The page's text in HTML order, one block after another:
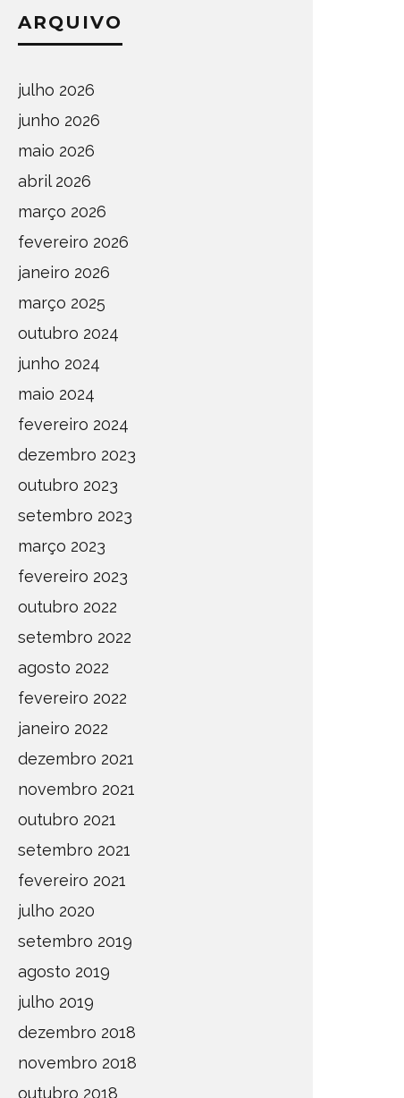
ARQUIVO
julho 2026
junho 2026
maio 2026
abril 2026
março 2026
fevereiro 2026
janeiro 2026
março 2025
outubro 2024
junho 2024
maio 2024
fevereiro 2024
dezembro 2023
outubro 2023
setembro 2023
março 2023
fevereiro 2023
outubro 2022
setembro 2022
agosto 2022
fevereiro 2022
janeiro 2022
dezembro 2021
novembro 2021
outubro 2021
setembro 2021
fevereiro 2021
julho 2020
setembro 2019
agosto 2019
julho 2019
dezembro 2018
novembro 2018
outubro 2018